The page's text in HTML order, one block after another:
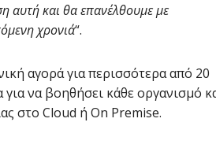
αυτή και θα επανέλθουμε με
χρονιά“.
αγορά για περισσότερα από 20
να βοηθήσει κάθε οργανισμό
στο Cloud ή On Premise.